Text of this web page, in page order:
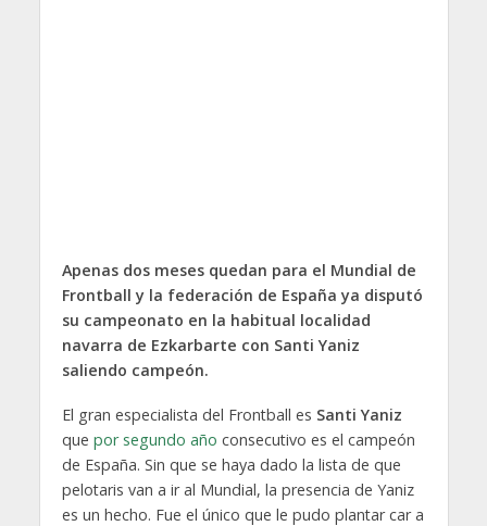
Apenas dos meses quedan para el Mundial de
Frontball y la federación de España ya disputó
su campeonato en la habitual localidad
navarra de Ezkarbarte con Santi Yaniz
saliendo campeón.
El gran especialista del Frontball es Santi Yaniz
que por segundo año consecutivo es el campeón
de España. Sin que se haya dado la lista de que
pelotaris van a ir al Mundial, la presencia de Yaniz
es un hecho. Fue el único que le pudo plantar car a